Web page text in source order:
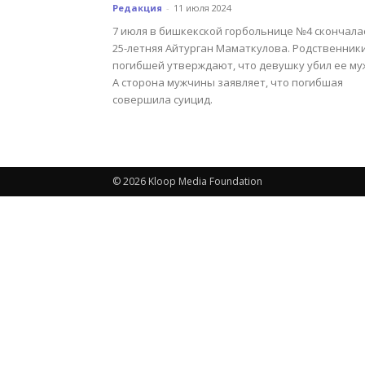
Редакция - 11 июля 2024
7 июля в бишкекской горбольнице №4
25-летняя Айтурган Маматкулова.
погибшей утверждают, что девушку убил ее
А сторона мужчины заявляет, что погибшая
совершила суицид.
© 2026 Kloop Media Foundation